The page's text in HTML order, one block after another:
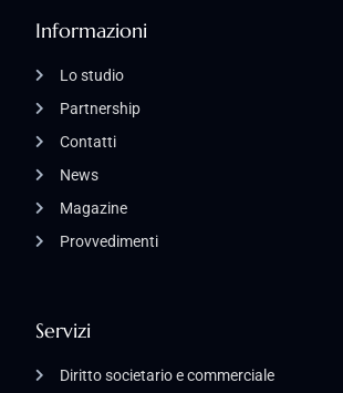
Servizi
Diritto societario e commerciale
Informazioni
Lo studio
Partnership
Contatti
News
Magazine
Provvedimenti